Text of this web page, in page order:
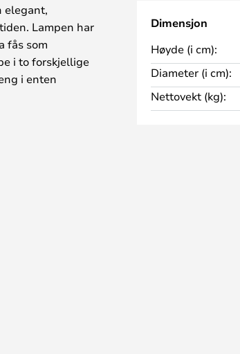
elegant,
Lampen har
fås som
i to forskjellige
i enten
med den
i den
strømskinne. Du
hvis du har
Dimensjon
Høyde (i cm):
Diameter (i cm):
Nettovekt (kg):